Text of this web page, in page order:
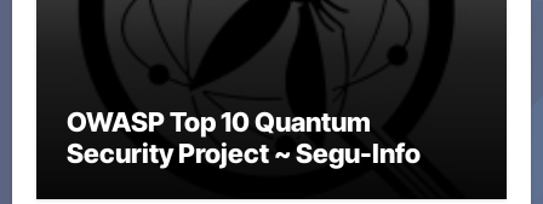
OWASP Top 10 Quantum
Security Project ~ Segu-Info